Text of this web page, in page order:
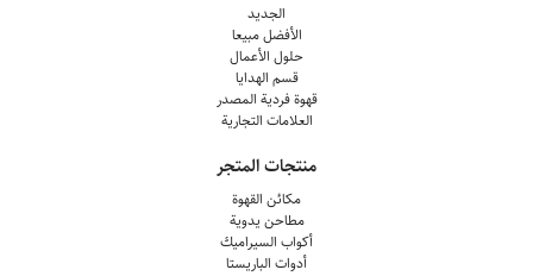
الجديد
الأفضل مبيعا
حلول الأعمال
قسم الهدايا
قهوة فردية المصدر
العلامات التجارية
منتجات المتجر
مكائن القهوة
مطاحن يدوية
أكواب السيراميك
أدوات الباريستا